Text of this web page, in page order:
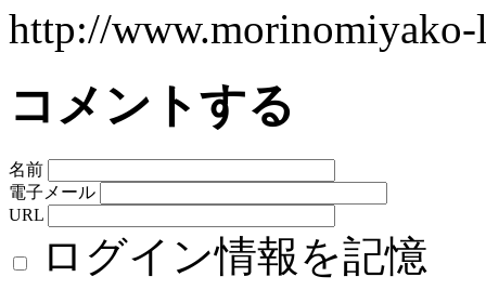
http://
コメントする
名前
電子メール
URL
ログイン情報を記憶